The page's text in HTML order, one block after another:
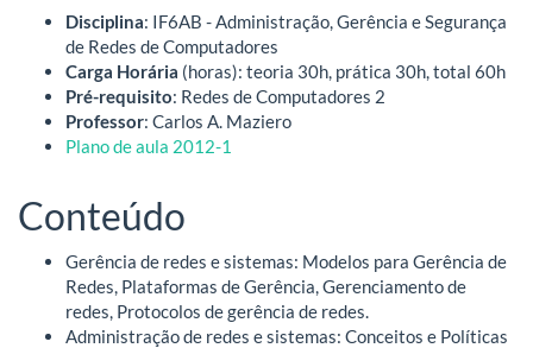
Disciplina: IF6AB - Administração, Gerência e Segurança
de Redes de Computadores
Carga Horária (horas): teoria 30h, prática 30h, total 60h
Pré-requisito: Redes de Computadores 2
Professor: Carlos A. Maziero
Plano de aula 2012-1
Conteúdo
Gerência de redes e sistemas: Modelos para Gerência de
Redes, Plataformas de Gerência, Gerenciamento de
redes, Protocolos de gerência de redes.
Administração de redes e sistemas: Conceitos e Políticas